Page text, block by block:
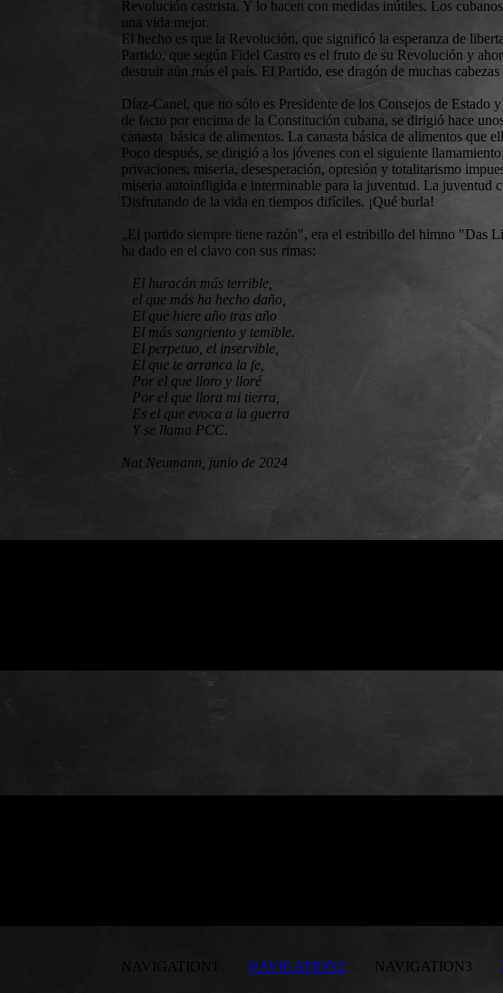
Revolución castrista. Y lo hacen con medidas inútiles. Los
una vida mejor.
El hecho es que la Revolución, que significó la esperanza de
Partido, que según Fidel Castro es el fruto de su Revolución y
destruir aún más el país. El Partido, ese dragón de muchas
Díaz-Canel, que no sólo es Presidente de los Consejos de
de facto por encima de la Constitución cubana, se dirigió hace
canasta básica de alimentos. La canasta básica de alimentos
Poco después, se dirigió a los jóvenes con el siguiente
privaciones, miseria, desesperación, opresión y totalitarismo
miseria autoinfligida e interminable para la juventud. La juventud
Disfrutando de la vida en tiempos difíciles. ¡Qué burla!
„El partido siempre tiene razón", era el estribillo del himno "Das
ha dado en el clavo con sus rimas:
El huracán más terrible,
el que más ha hecho daño,
El que hiere año tras año
El más sangriento y temible.
El perpetuo, el inservible,
El que te arranca la fe,
Por el que lloro y lloré
Por el que llora mi tierra,
Es el que evoca a la guerra
Y se llama PCC.
Nat Neumann, junio de 2024
NAVIGATION1NAVIGATION2 NAVIGATION3